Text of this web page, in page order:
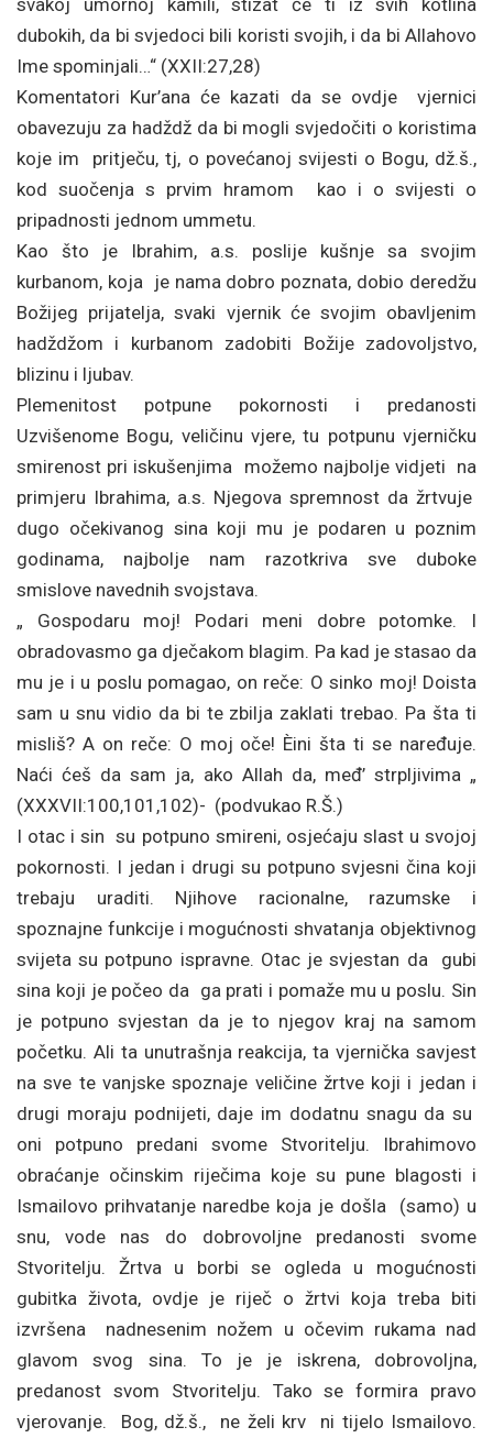
svakoj umornoj kamili, stizat će ti iz svih kotlina
dubokih, da bi svjedoci bili koristi svojih, i da bi Allahovo
Ime spominjali…“ (XXII:27,28)
Komentatori Kur’ana će kazati da se ovdje vjernici
obavezuju za hadždž da bi mogli svjedočiti o koristima
koje im pritječu, tj, o povećanoj svijesti o Bogu, dž.š.,
kod suočenja s prvim hramom kao i o svijesti o
pripadnosti jednom ummetu.
Kao što je Ibrahim, a.s. poslije kušnje sa svojim
kurbanom, koja je nama dobro poznata, dobio deredžu
Božijeg prijatelja, svaki vjernik će svojim obavljenim
hadždžom i kurbanom zadobiti Božije zadovoljstvo,
blizinu i ljubav.
Plemenitost potpune pokornosti i predanosti
Uzvišenome Bogu, veličinu vjere, tu potpunu vjerničku
smirenost pri iskušenjima možemo najbolje vidjeti na
primjeru Ibrahima, a.s. Njegova spremnost da žrtvuje
dugo očekivanog sina koji mu je podaren u poznim
godinama, najbolje nam razotkriva sve duboke
smislove navednih svojstava.
„ Gospodaru moj! Podari meni dobre potomke. I
obradovasmo ga dječakom blagim. Pa kad je stasao da
mu je i u poslu pomagao, on reče: O sinko moj! Doista
sam u snu vidio da bi te zbilja zaklati trebao. Pa šta ti
misliš? A on reče: O moj oče! Èini šta ti se naređuje.
Naći ćeš da sam ja, ako Allah da, međ’ strpljivima „
(XXXVII:100,101,102)- (podvukao R.Š.)
I otac i sin su potpuno smireni, osjećaju slast u svojoj
pokornosti. I jedan i drugi su potpuno svjesni čina koji
trebaju uraditi. Njihove racionalne, razumske i
spoznajne funkcije i mogućnosti shvatanja objektivnog
svijeta su potpuno ispravne. Otac je svjestan da gubi
sina koji je počeo da ga prati i pomaže mu u poslu. Sin
je potpuno svjestan da je to njegov kraj na samom
početku. Ali ta unutrašnja reakcija, ta vjernička savjest
na sve te vanjske spoznaje veličine žrtve koji i jedan i
drugi moraju podnijeti, daje im dodatnu snagu da su
oni potpuno predani svome Stvoritelju. Ibrahimovo
obraćanje očinskim riječima koje su pune blagosti i
Ismailovo prihvatanje naredbe koja je došla (samo) u
snu, vode nas do dobrovoljne predanosti svome
Stvoritelju. Žrtva u borbi se ogleda u mogućnosti
gubitka života, ovdje je riječ o žrtvi koja treba biti
izvršena nadnesenim nožem u očevim rukama nad
glavom svog sina. To je je iskrena, dobrovoljna,
predanost svom Stvoritelju. Tako se formira pravo
vjerovanje. Bog, dž.š., ne želi krv ni tijelo Ismailovo.